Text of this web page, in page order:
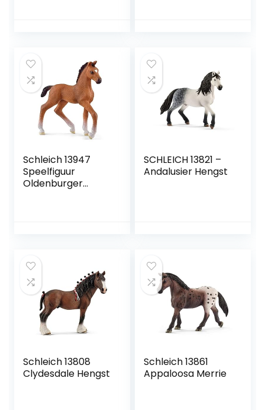
Schleich 13947
Speelfiguur
Oldenburger
SCHLEICH 13821 –
Andalusier Hengst
Schleich 13808
Clydesdale Hengst
Schleich 13861
Appaloosa Merrie